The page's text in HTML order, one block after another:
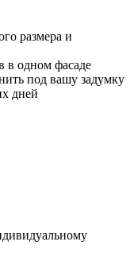
размера и
в одном фасаде
под вашу задумку
дней